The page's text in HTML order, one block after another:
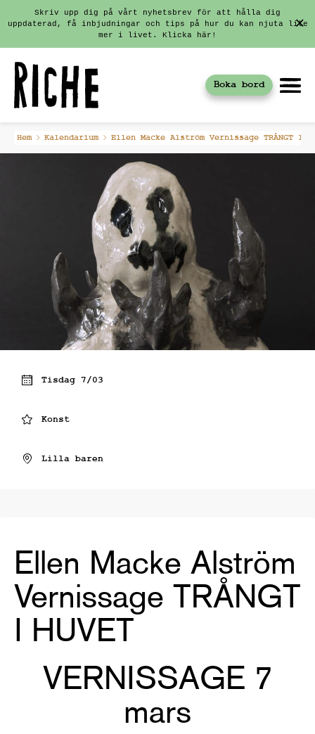
Fortsätt
till
Skriv upp dig på vårt nyhetsbrev för att hålla dig
uppdaterad, få inbjudningar och tips på hur du kan njuta lite
mer i livet. Klicka här!
Boka bord
Hem Kalendarium Ellen Macke Alström Vernissage TRÅNGT I
Ellen Macke Alström
Vernissage TRÅNGT
I HUVET
VERNISSAGE 7
mars
Tisdag 7/03
Konst
Lilla baren